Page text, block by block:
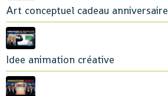
Art conceptuel cadeau anniversaire
Idee animation créative